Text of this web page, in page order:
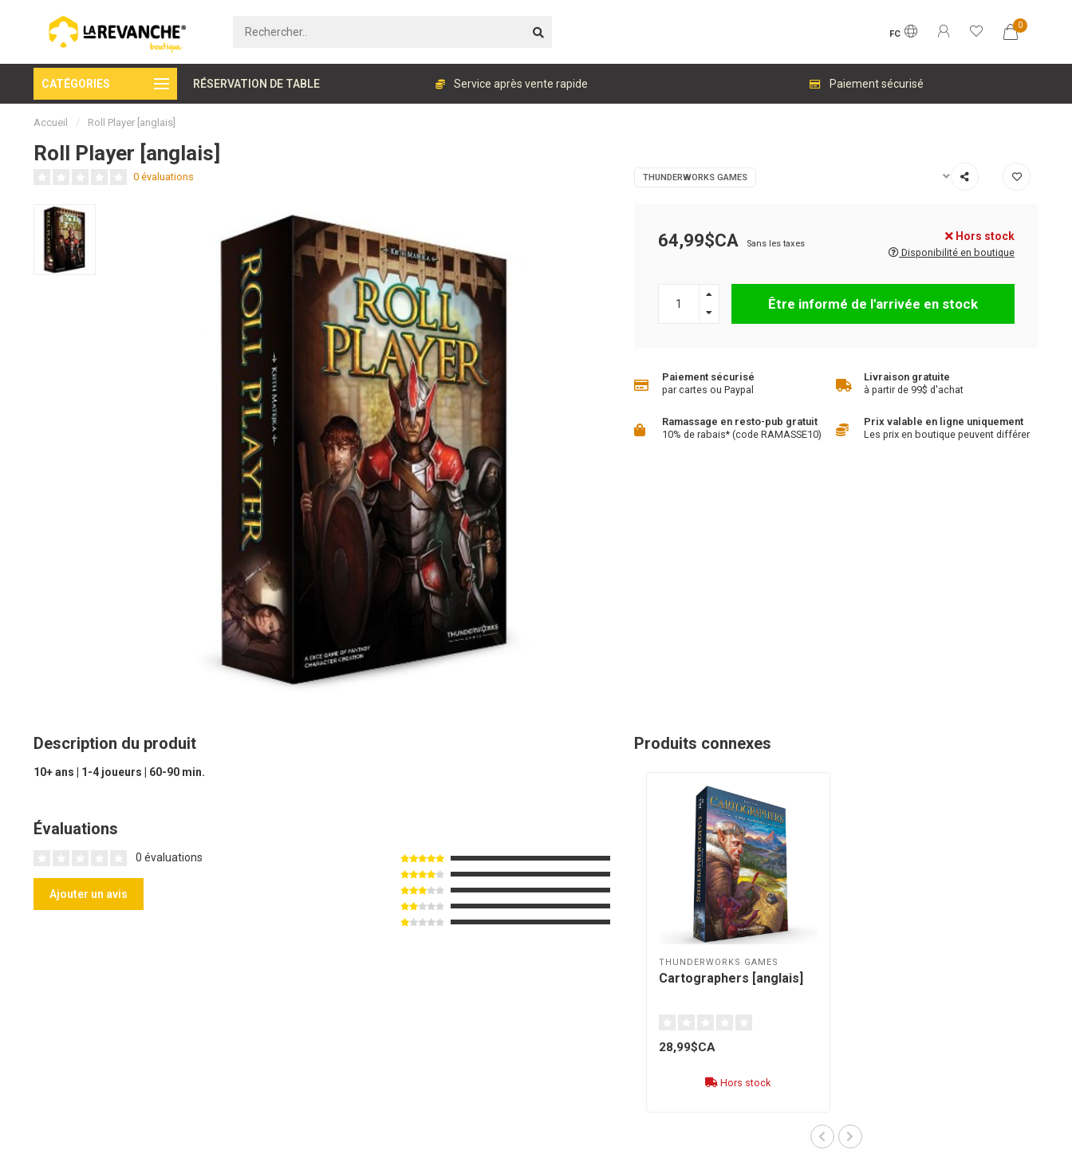
FC
0
CATÉGORIES RÉSERVATION DE TABLE
Paiement sécurisé Service après vente rapide Paiement sécurisé
Accueil / Roll Player [anglais]
Roll Player [anglais]
0 évaluations THUNDERWORKS GAMES
64,99$CA Sans les taxes
Hors stock
Disponibilité en boutique
Être informé de l'arrivée en stock
Paiement sécurisé
par cartes ou Paypal
Livraison gratuite
à partir de 99$ d'achat
Ramassage en resto-pub gratuit
10% de rabais* (code RAMASSE10)
Prix valable en ligne uniquement
Les prix en boutique peuvent différer
Description du produit
10+ ans | 1-4 joueurs | 60-90 min.
Évaluations
0 évaluations
Ajouter un avis
Produits connexes
THUNDERWORKS GAMES
Cartographers [anglais]
28,99$CA
Hors stock